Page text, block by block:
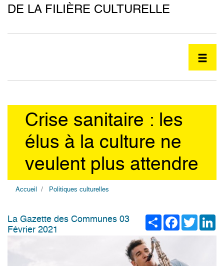
DE LA FILIÈRE CULTURELLE
Crise sanitaire : les
élus à la culture ne
veulent plus attendre
Accueil Politiques culturelles
ShareFacebook
Twitter
La Gazette des Communes 03
Février 2021